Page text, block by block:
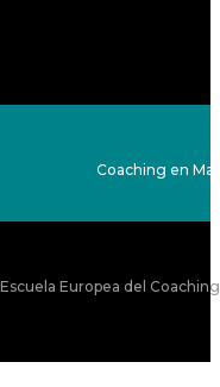
Coaching en
Europea del Coaching